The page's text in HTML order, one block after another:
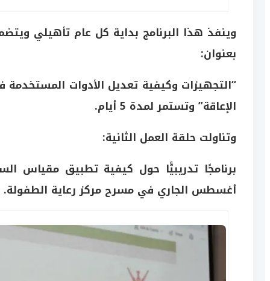
بعنوان:
“التجهيزات وكيفية تعديل الأدوات
الإعاقة” وتستمر لمدة 5 أيام.
وتناولت حلقة العمل الثانية:
أغسطس الجاري في مسرح مركز رعاية الطفولة.